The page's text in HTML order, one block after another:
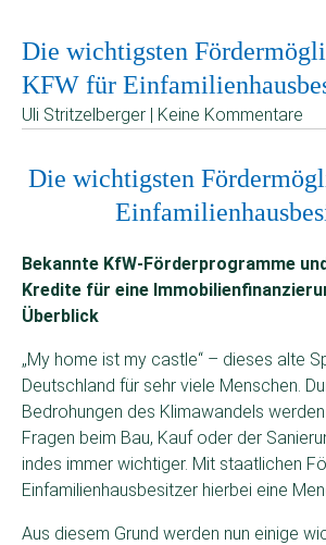
Die wichtigsten
KFW für
Uli Stritzelberger | Keine Kommentare
Die wichtigsten
Bekannte KfW-Förderprogramme
Kredite für eine
Überblick
„My home ist my castle“ – dieses alte
Deutschland für sehr viele Menschen.
Bedrohungen des Klimawandels
Fragen beim Bau, Kauf oder der
indes immer wichtiger. Mit staatlichen
Einfamilienhausbesitzer hierbei eine
Aus diesem Grund werden nun einige